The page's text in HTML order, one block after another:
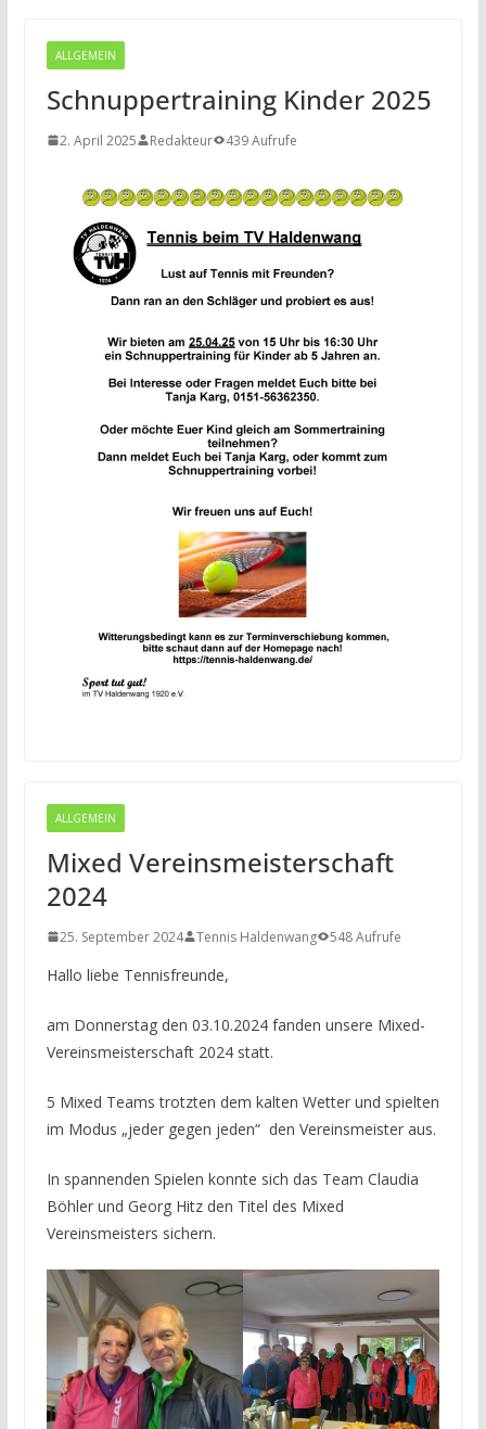
ALLGEMEIN
Schnuppertraining Kinder 2025
2. April 2025 Redakteur 439 Aufrufe
ALLGEMEIN
Mixed Vereinsmeisterschaft
2024
25. September 2024 Tennis Haldenwang 548 Aufrufe
Hallo liebe Tennisfreunde,
am Donnerstag den 03.10.2024 fanden unsere Mixed-
Vereinsmeisterschaft 2024 statt.
5 Mixed Teams trotzten dem kalten Wetter und spielten
im Modus „jeder gegen jeden“ den Vereinsmeister aus.
In spannenden Spielen konnte sich das Team Claudia
Böhler und Georg Hitz den Titel des Mixed
Vereinsmeisters sichern.